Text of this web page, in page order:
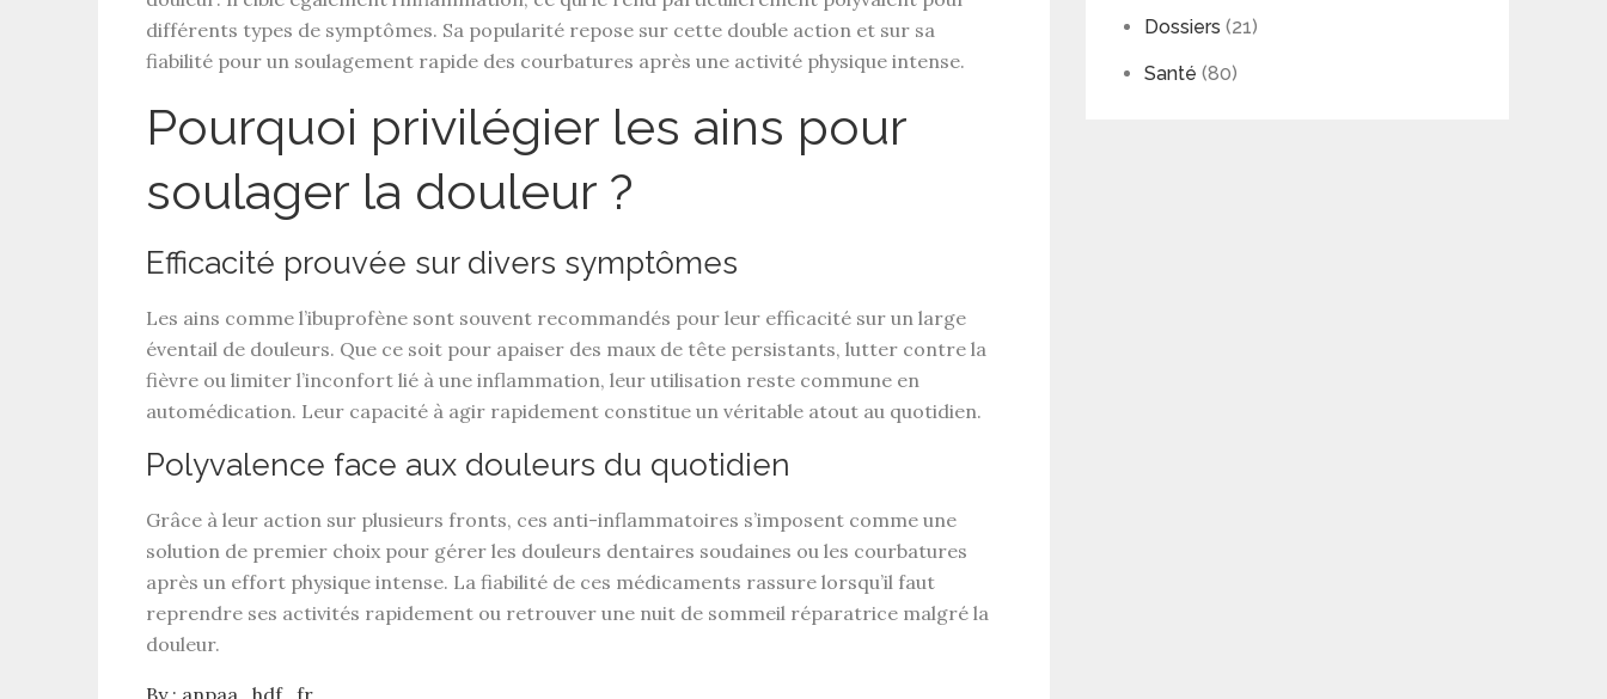
différents types de symptômes. Sa popularité repose sur cette double action et sur sa
fiabilité pour un soulagement rapide des courbatures après une activité physique intense.
Pourquoi privilégier les ains pour
soulager la douleur ?
Efficacité prouvée sur divers symptômes
Les ains comme l’ibuprofène sont souvent recommandés pour leur efficacité sur un large
éventail de douleurs. Que ce soit pour apaiser des maux de tête persistants, lutter contre la
fièvre ou limiter l’inconfort lié à une inflammation, leur utilisation reste commune en
automédication. Leur capacité à agir rapidement constitue un véritable atout au quotidien.
Polyvalence face aux douleurs du quotidien
Grâce à leur action sur plusieurs fronts, ces anti-inflammatoires s’imposent comme une
solution de premier choix pour gérer les douleurs dentaires soudaines ou les courbatures
après un effort physique intense. La fiabilité de ces médicaments rassure lorsqu’il faut
reprendre ses activités rapidement ou retrouver une nuit de sommeil réparatrice malgré la
douleur.
By : anpaa_hdf_fr
Dossiers (21)
Santé (80)